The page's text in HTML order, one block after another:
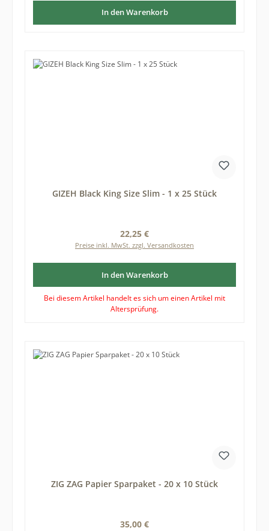
In den Warenkorb
GIZEH Black King Size Slim - 1 x 25 Stück
Regulärer Preis:
22,25 €
Preise inkl. MwSt. zzgl. Versandkosten
In den Warenkorb
Bei diesem Artikel handelt es sich um einen Artikel mit
Altersprüfung.
ZIG ZAG Papier Sparpaket - 20 x 10 Stück
Regulärer Preis:
35,00 €